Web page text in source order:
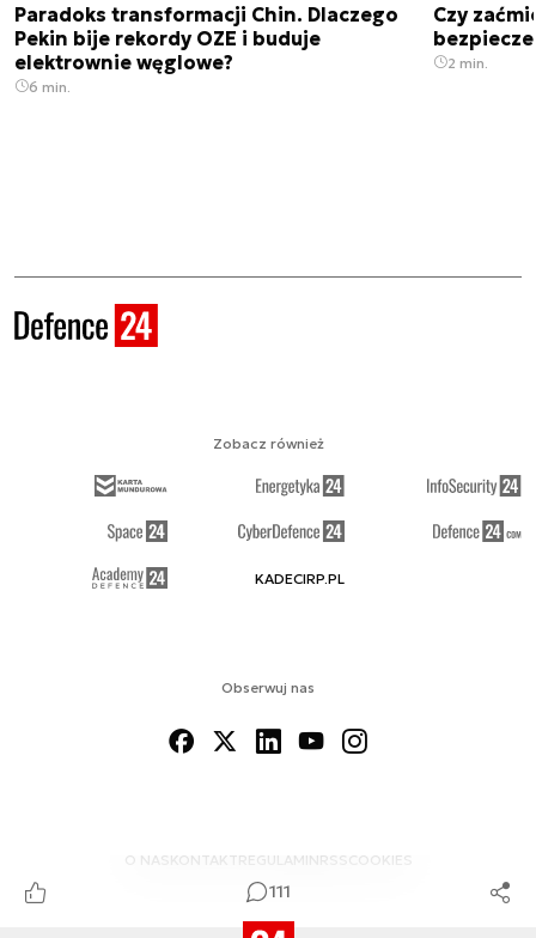
111
Paradoks transformacji Chin. Dlaczego
Pekin bije rekordy OZE i buduje
elektrownie węglowe?
6 min.
Czy
2 min.
Obserwuj nas
O NAS KONTAKTREGULAMINRSS COOKIES
Zobacz również
KADECIRP.PL